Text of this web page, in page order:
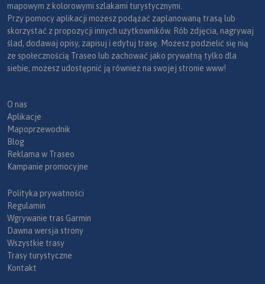
mapowym z kolorowymi szlakami turystycznymi.
Przy pomocy aplikacji możesz podążać zaplanowaną trasą lub
skorzystać z propozycji innych użytkowników. Rób zdjęcia, nagrywaj
ślad, dodawaj opisy, zapisuj i edytuj trasę. Możesz podzielić się nią
ze społecznością Traseo lub zachować jako prywatną tylko dla
siebie, możesz udostępnić ją również na swojej stronie www!
O nas
Aplikacje
Mapoprzewodnik
Blog
Reklama w Traseo
Kampanie promocyjne
Polityka prywatności
Regulamin
Wgrywanie tras Garmin
Dawna wersja strony
Wszystkie trasy
Trasy turystyczne
Kontakt